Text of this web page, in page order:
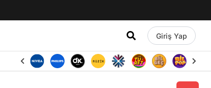
Giriş Yap